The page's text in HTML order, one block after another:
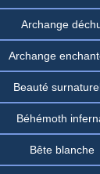
Archange
Archange
Beauté
Béhémoth
Bête blanche